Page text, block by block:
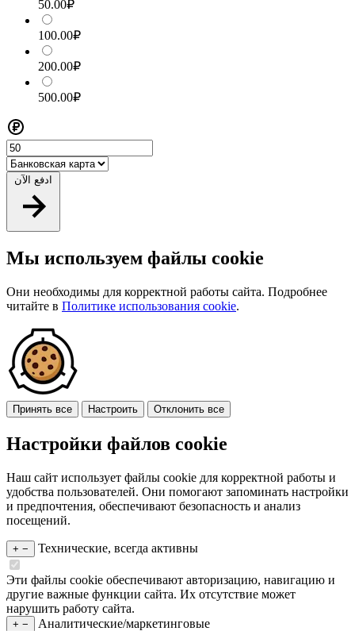
50.00₽
100.00₽
200.00₽
500.00₽
ادفع الآن
Мы используем файлы cookie
Они необходимы для корректной работы сайта. Подробнее
читайте в Политике использования cookie.
Принять все Настроить Отклонить все
Настройки файлов cookie
Наш сайт использует файлы cookie для корректной работы и
удобства пользователей. Они помогают запоминать настройки
и предпочтения, обеспечивают безопасность и анализ
посещений.
+ − Технические, всегда активны
Эти файлы cookie обеспечивают авторизацию, навигацию и
другие важные функции сайта. Их отсутствие может
нарушить работу сайта.
+ − Аналитические/маркетинговые